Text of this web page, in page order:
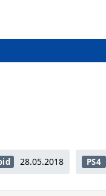
28.05.2018 PS4